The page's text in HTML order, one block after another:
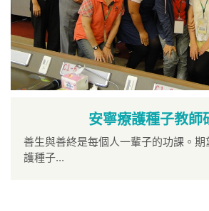
安寧療護種子教師
善生與善終是每個人一輩子的功課。
護種子...